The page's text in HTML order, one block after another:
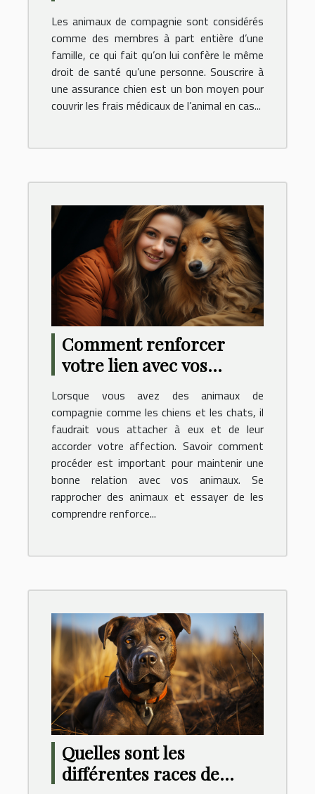
comparateur en ligne
d'assurance chien pour
dénicher la meilleure
offre ?
Les animaux de compagnie sont considérés
comme des membres à part entière d’une
famille, ce qui fait qu’on lui confère le même
droit de santé qu’une personne. Souscrire à
une assurance chien est un bon moyen pour
couvrir les frais médicaux de l’animal en cas...
Comment renforcer
votre lien avec vos
animaux de compagnie ?
Lorsque vous avez des animaux de
compagnie comme les chiens et les chats, il
faudrait vous attacher à eux et de leur
accorder votre affection. Savoir comment
procéder est important pour maintenir une
bonne relation avec vos animaux. Se
rapprocher des animaux et essayer de les
comprendre renforce...
Quelles sont les
différentes races de